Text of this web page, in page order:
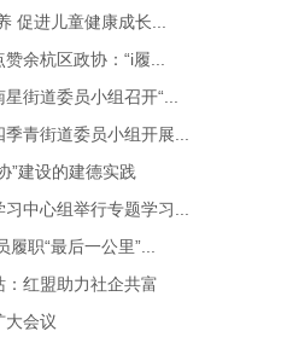
促进儿童健康成长...
余杭区政协：“i履...
街道委员小组召开“...
青街道委员小组开展...
”建设的建德实践
中心组举行专题学习...
职“最后一公里”...
红盟助力社企共富
大会议